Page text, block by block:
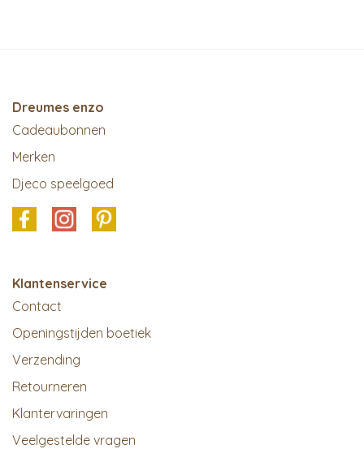
Dreumes enzo
Cadeaubonnen
Merken
Djeco speelgoed
Klantenservice
Contact
Openingstijden boetiek
Verzending
Retourneren
Klantervaringen
Veelgestelde vragen